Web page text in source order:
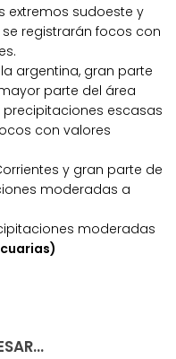
extremos sudoeste y
registrarán focos con
argentina, gran parte
parte del área
escasas
con valores
y gran parte de
moderadas a
moderadas